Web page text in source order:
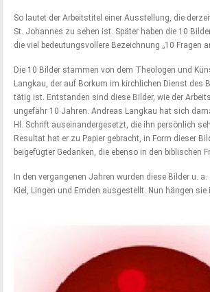
So lautet der Arbeitstitel einer Ausstellung, die
St. Johannes zu sehen ist. Später haben die 10
die viel bedeutungsvollere Bezeichnung „10 Fragen
Die 10 Bilder stammen von dem Theologen und
Langkau, der auf Borkum im kirchlichen Dienst des
tätig ist. Entstanden sind diese Bilder, wie der
ungefähr 10 Jahren. Andreas Langkau hat sich
Hl. Schrift auseinandergesetzt, die ihn persönlich
Resultat hat er zu Papier gebracht, in Form dieser
beigefügter Gedanken, die ebenso in den biblischen
In den vergangenen Jahren wurden diese Bilder u.
Kiel, Lingen und Emden ausgestellt. Nun hängen sie